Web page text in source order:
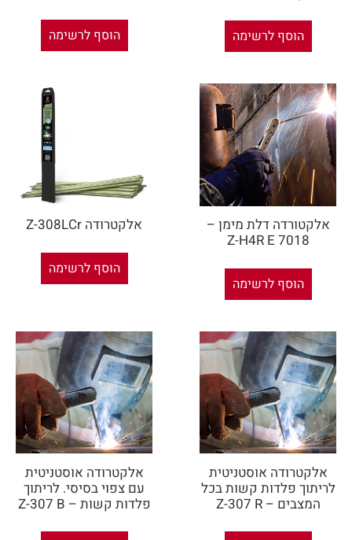
הוסף לרשימה הוסף לרשימה
אלקטורדה דלת מימן –
Z-H4R E 7018
הוסף לרשימה
אלקטרודה Z-308LCr
הוסף לרשימה
אלקטרודה אוסטניטית
לריתוך פלדות קשות בכל
המצבים – Z-307 R
אלקטרודה אוסטניטית
עם צפוי בסיסי. לריתוך
פלדות קשות – Z-307 B